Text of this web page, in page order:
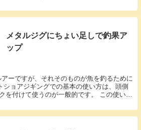
メタルジグにちょい足しで釣果ア
ップ
ーですが、それそのものが魚を釣るために
ョアジギングでの基本の使い方は、頭側
を付けて使うのが一般的です。 この使い方